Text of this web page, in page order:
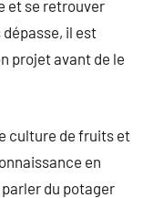
et se retrouver
il est
projet avant de le
culture de fruits et
en
du potager